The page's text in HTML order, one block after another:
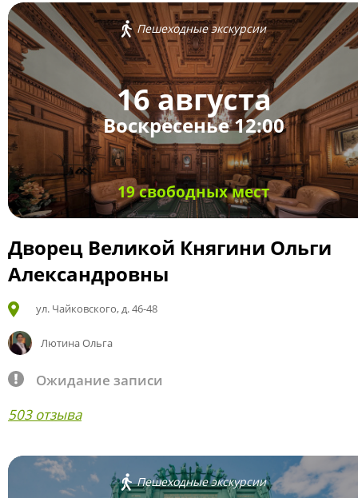
Пешеходные экскурсии
16 августа
Воскресенье 12:00
19 свободных мест
Дворец Великой Княгини Ольги
Александровны
ул. Чайковского, д. 46-48
Лютина Ольга
Ожидание записи
503 отзыва
Пешеходные экскурсии